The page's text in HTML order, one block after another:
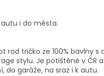
autu i do města.
rod tričko ze 100% bavlny
stylu. Je potištěné v ČR
do garáže, na sraz i k autu.